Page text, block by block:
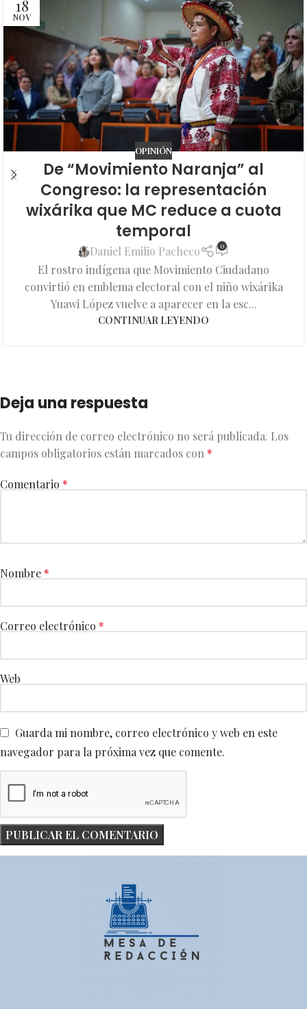
18
NOV
OPINIÓN
De “Movimiento Naranja” al
Congreso: la representación
wixárika que MC reduce a cuota
temporal
Daniel Emilio Pacheco 0
El rostro indígena que Movimiento Ciudadano
convirtió en emblema electoral con el niño wixárika
Yuawi López vuelve a aparecer en la esc...
CONTINUAR LEYENDO
Deja una respuesta
Tu dirección de correo electrónico no será publicada. Los
campos obligatorios están marcados con *
Comentario *
Nombre *
Correo electrónico *
Web
Guarda mi nombre, correo electrónico y web en este
navegador para la próxima vez que comente.